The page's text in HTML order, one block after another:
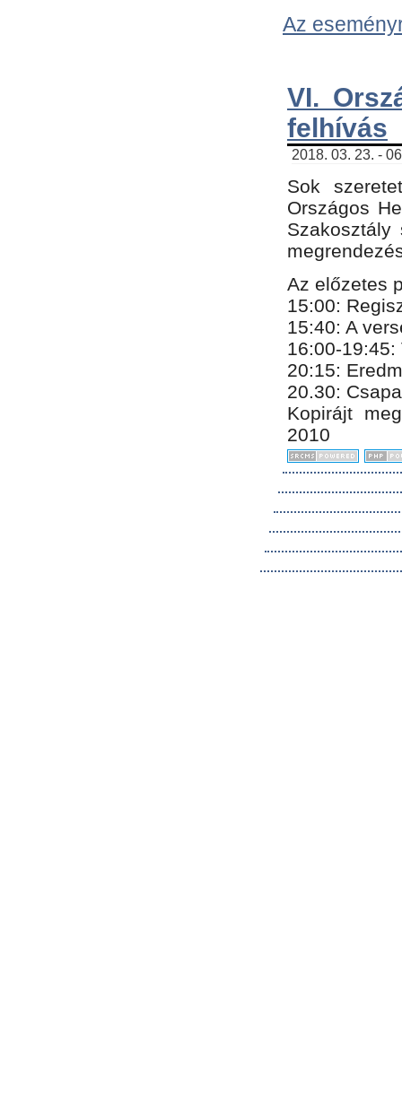
Az
VI.
felhívás
2018. 03. 23. -
Sok
Országos
Az előzetes
15:00:
15:40: A
16:00-19:45:
20:​15​:
​20.30:
Kopirájt
2010